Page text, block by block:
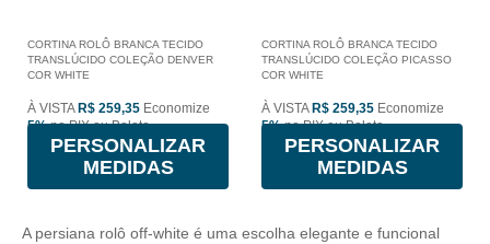
CORTINA ROLÔ BRANCA TECIDO
TRANSLÚCIDO COLEÇÃO DENVER
COR WHITE
À VISTAR$ 259,35 Economize
5%no PIX ou Boleto
PERSONALIZAR
MEDIDAS
CORTINA ROLÔ BRANCA TECIDO
TRANSLÚCIDO COLEÇÃO PICASSO
COR WHITE
À VISTAR$ 259,35 Economize
5%no PIX ou Boleto
PERSONALIZAR
MEDIDAS
A persiana rolô off-white é uma escolha elegante e funcional